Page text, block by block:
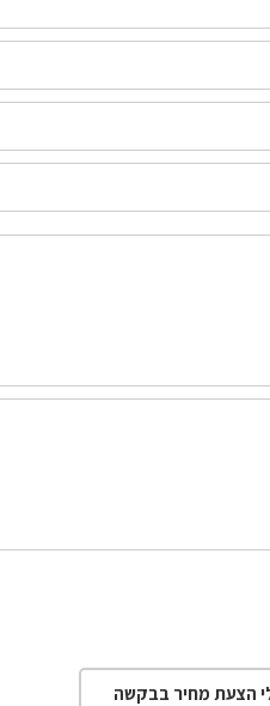
הצעת מחיר בבקשה